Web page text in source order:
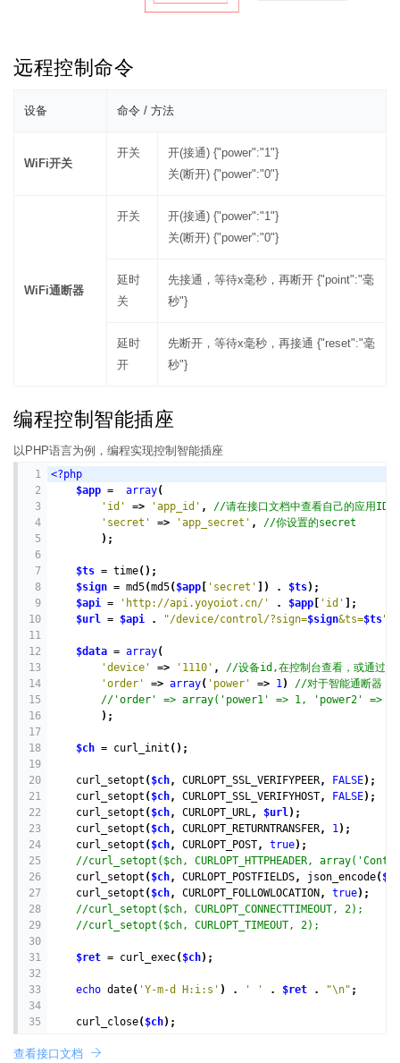
远程控制命令
设备 命令 / 方法
WiFi开关
开关
开(接通) {"power":"1"}
关(断开) {"power":"0"}
WiFi通断器
开关
开(接通) {"power":"1"}
关(断开) {"power":"0"}
延时
关
先接通，等待x毫秒，再断开 {"point":"毫
秒"}
延时
开
先断开，等待x毫秒，再接通 {"reset":"毫
秒"}
编程控制智能插座
以PHP语言为例，编程实现控制智能插座
1
<?php
2
$app = array(
3
'id' => 'app_id' , //请在接口文档中查看自己的应用ID
4
'secret' => 'app_secret' , //你设置的secret
5
);
6
7
$ts = time();
8
$sign = md5(md5( $app 'secret' ]) . $ts);
9
$api = 'http://api.yoyoiot.cn/' . $app 'id'
];
10
$url = $api . "/device/control/?sign=$sign&ts=$ts"
11
12
$data = array(
13
'device' => '1110' , //设备id,在控制台查看，或通过接
14
'order' => array( 'power' => 1) //对于智能通断器，
15
//'order' => array('power1' => 1, 'power2' => 1,
16
);
17
18
$ch = curl_init ();
19
20
curl_setopt ( $ch, CURLOPT_SSL_VERIFYPEER, FALSE);
21
curl_setopt ( $ch, CURLOPT_SSL_VERIFYHOST, FALSE);
22
curl_setopt ( $ch, CURLOPT_URL, $url);
23
curl_setopt ( $ch, CURLOPT_RETURNTRANSFER, 1);
24
curl_setopt ( $ch, CURLOPT_POST, true);
25
//curl_setopt($ch, CURLOPT_HTTPHEADER,
26
curl_setopt ( $ch, CURLOPT_POSTFIELDS, json_encode(
27
curl_setopt ( $ch, CURLOPT_FOLLOWLOCATION , true);
28
//curl_setopt($ch, CURLOPT_CONNECTTIMEOUT, 2);
29
//curl_setopt($ch, CURLOPT_TIMEOUT, 2);
30
31
$ret = curl_exec( $ch);
32
33
echo date( 'Y-m-d H:i:s' ) . ' ' . $ret . "\n" ;
34
35
curl_close( $ch);
查看接口文档